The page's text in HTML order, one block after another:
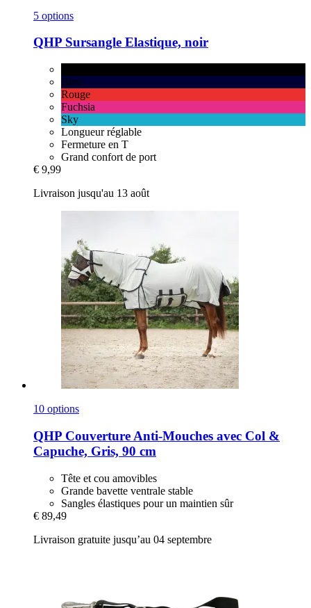
5 options
QHP Sursangle Elastique, noir
Bleu
Rouge
Fuchsia
Sky
Longueur réglable
Fermeture en T
Grand confort de port
€ 9,99
Livraison jusqu'au 13 août
10 options
QHP Couverture Anti-​Mouches avec Col &
Capuche, Gris, 90 cm
Tête et cou amovibles
Grande bavette ventrale stable
Sangles élastiques pour un maintien sûr
€ 89,49
Livraison gratuite jusqu’au 04 septembre